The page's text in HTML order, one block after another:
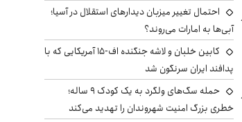
احتمال تغییر میزبان دیدارهای استقلال در آسیا؛
آبی‌ها به امارات می‌روند؟
کابین خلبان و لاشه جنگنده اف-۱۵ آمریکایی که با
پدافند ایران سرنگون شد
حمله سگ‌های ولگرد به یک کودک ۹ ساله؛
خطری بزرگ امنیت شهروندان را تهدید می‌کند